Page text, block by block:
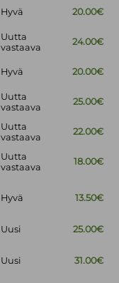
Hyvä 20.00€
Uutta
vastaava
24.00€
Hyvä 20.00€
Uutta
vastaava
25.00€
Uutta
vastaava
22.00€
Uutta
vastaava
18.00€
Hyvä 13.50€
Uusi
25.00€
Uusi 31.00€